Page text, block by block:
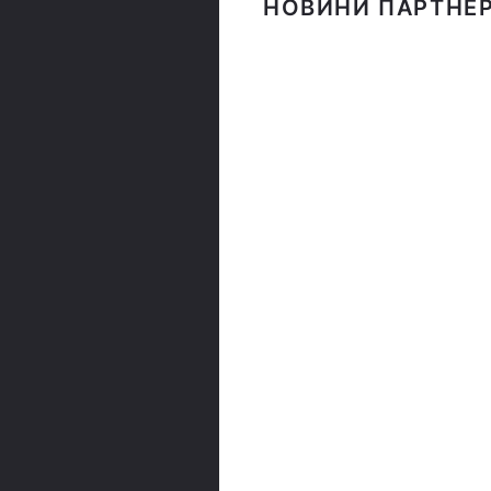
НОВИНИ